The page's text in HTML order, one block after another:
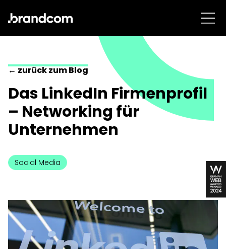
← zurück zum Blog
Das LinkedIn Firmenprofil
– Networking für
Unternehmen
Social Media